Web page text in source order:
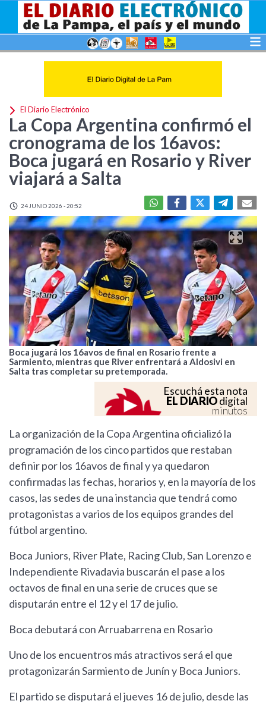
El Diario Electrónico
La Copa Argentina confirmó el
cronograma de los 16avos:
Boca jugará en Rosario y River
viajará a Salta
24 JUNIO 2026 - 20:52
Boca jugará los 16avos de final en Rosario frente a
Sarmiento, mientras que River enfrentará a Aldosivi en
Salta tras completar su pretemporada.
Escuchá esta nota
EL DIARIOdigital
minutos
La organización de la Copa Argentina oficializó la
programación de los cinco partidos que restaban
definir por los 16avos de final y ya quedaron
confirmadas las fechas, horarios y, en la mayoría de los
casos, las sedes de una instancia que tendrá como
protagonistas a varios de los equipos grandes del
fútbol argentino.
Boca Juniors, River Plate, Racing Club, San Lorenzo e
Independiente Rivadavia buscarán el pase a los
octavos de final en una serie de cruces que se
disputarán entre el 12 y el 17 de julio.
Boca debutará con Arruabarrena en Rosario
Uno de los encuentros más atractivos será el que
protagonizarán Sarmiento de Junín y Boca Juniors.
El partido se disputará el jueves 16 de julio, desde las